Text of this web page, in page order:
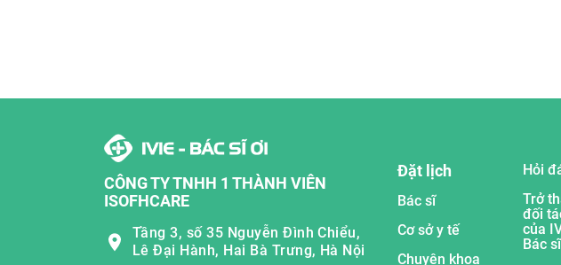
CÔNG TY TNHH 1 THÀNH VIÊN
ISOFHCARE
Tầng 3, số 35 Nguyễn Đình Chiểu,
Lê Đại Hành, Hai Bà Trưng, Hà Nội
Đặt lịch
Bác sĩ
Cơ sở y tế
Chuyên khoa
Hỏi
Trở
đối
của
Bác